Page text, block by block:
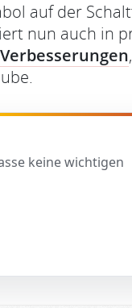
auf der
nun auch in
,
keine wichtigen